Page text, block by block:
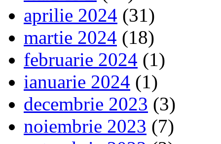
aprilie 2024 (31)
martie 2024 (18)
februarie 2024 (1)
ianuarie 2024 (1)
decembrie 2023 (3)
noiembrie 2023 (7)